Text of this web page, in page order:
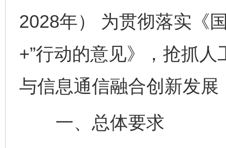
2028年） 为贯彻落实《
+”行动的意见》，抢抓
与信息通信融合创新发
一、总体要求